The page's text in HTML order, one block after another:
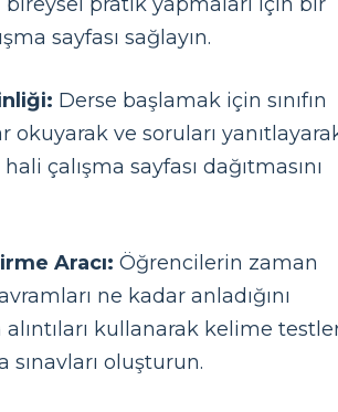
sayfası sağlayın.
Derse başlamak için sınıfın
okuyarak ve soruları
hali çalışma sayfası dağıtmasını
Aracı: Öğrencilerin zaman
ne kadar anladığını
kullanarak kelime
sınavları oluşturun.